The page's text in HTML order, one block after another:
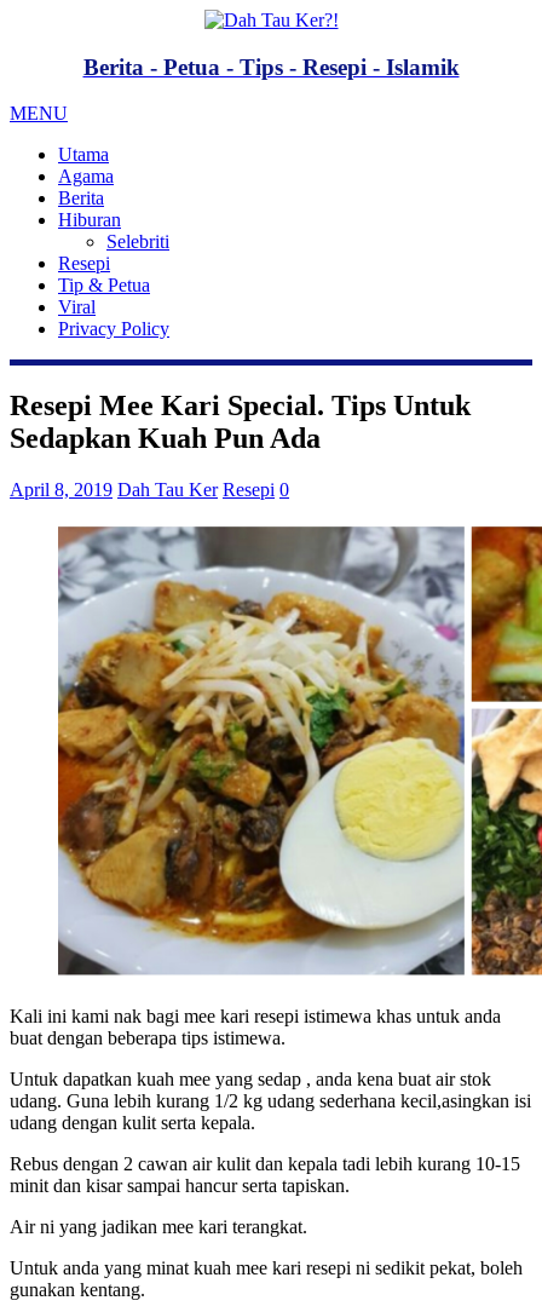
Berita - Petua - Tips - Resepi - Islamik
MENU
Utama
Agama
Berita
Hiburan
Selebriti
Resepi
Tip & Petua
Viral
Privacy Policy
Resepi Mee Kari Special. Tips Untuk
Sedapkan Kuah Pun Ada
April 8, 2019 Dah Tau Ker Resepi 0
Kali ini kami nak bagi mee kari resepi istimewa khas untuk anda
buat dengan beberapa tips istimewa.
Untuk dapatkan kuah mee yang sedap , anda kena buat air stok
udang. Guna lebih kurang 1/2 kg udang sederhana kecil,asingkan isi
udang dengan kulit serta kepala.
Rebus dengan 2 cawan air kulit dan kepala tadi lebih kurang 10-15
minit dan kisar sampai hancur serta tapiskan.
Air ni yang jadikan mee kari terangkat.
Untuk anda yang minat kuah mee kari resepi ni sedikit pekat, boleh
gunakan kentang.